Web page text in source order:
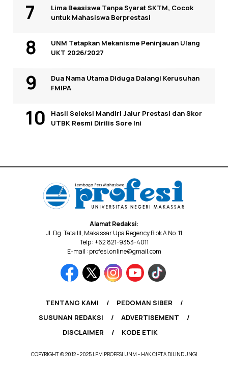
Lima Beasiswa Tanpa Syarat SKTM, Cocok
untuk Mahasiswa Berprestasi
UNM Tetapkan Mekanisme Peninjauan Ulang
UKT 2026/2027
Dua Nama Utama Diduga Dalangi Kerusuhan
FMIPA
Hasil Seleksi Mandiri Jalur Prestasi dan Skor
UTBK Resmi Dirilis Sore Ini
Alamat Redaksi:
Jl. Dg. Tata III, Makassar Upa Regency Blok A No. 11
Telp : +62 821-9353-4011
E-mail : profesi.online@gmail.com
TENTANG KAMI
PEDOMAN SIBER
SUSUNAN REDAKSI
ADVERTISEMENT
DISCLAIMER
KODE ETIK
COPYRIGHT © 2012 - 2025 LPM PROFESI UNM - HAK CIPTA DILINDUNGI